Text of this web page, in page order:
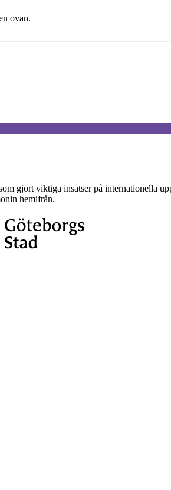
ovan.
gjort viktiga insatser på internationella
hemifrån.